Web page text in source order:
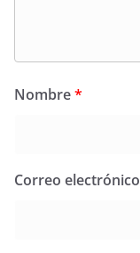
Nombre*
Correo electrónico